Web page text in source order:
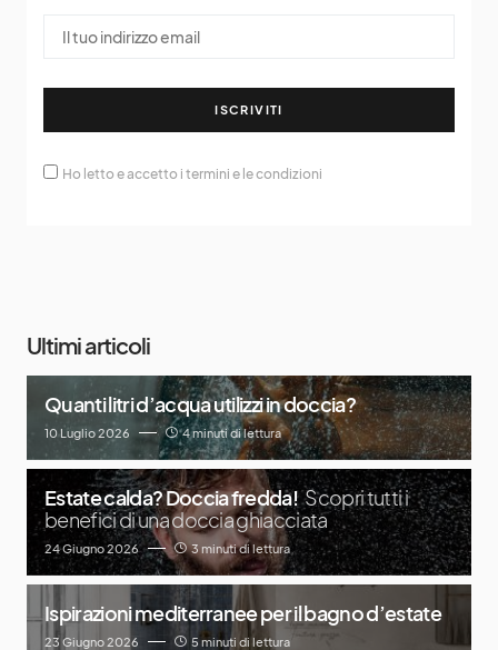
ISCRIVITI
Ho letto e accetto i termini e le condizioni
Ultimi articoli
Quanti litri d’acqua utilizzi in doccia?
10 Luglio 2026 4 minuti di lettura
Estate calda? Doccia fredda! Scopri tutti i
benefici di una doccia ghiacciata
24 Giugno 2026 3 minuti di lettura
Ispirazioni mediterranee per il bagno d’estate
23 Giugno 2026 5 minuti di lettura